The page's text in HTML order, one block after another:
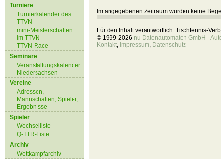
Turniere
Turnierkalender des
TTVN
mini-Meisterschaften
im TTVN
TTVN-Race
Seminare
Veranstaltungskalender
Niedersachsen
Vereine
Adressen,
Mannschaften, Spieler,
Ergebnisse
Spieler
Wechselliste
Q-TTR-Liste
Archiv
Wettkampfarchiv
Im angegebenen Zeitraum wurden keine
Für den Inhalt verantwortlich: Tischtennis-
© 1999-2026 nu Datenautomaten GmbH -
Kontakt, Impressum, Datenschutz